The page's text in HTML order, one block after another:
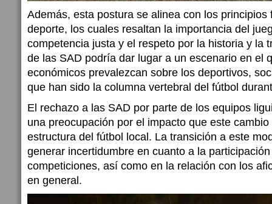
Además, esta postura se alinea con los principios
deporte, los cuales resaltan la importancia del
competencia justa y el respeto por la historia y la
de las SAD podría dar lugar a un escenario en el
económicos prevalezcan sobre los deportivos,
que han sido la columna vertebral del fútbol
El rechazo a las SAD por parte de los equipos
una preocupación por el impacto que este
estructura del fútbol local. La transición a este
generar incertidumbre en cuanto a la
competiciones, así como en la relación con los
en general.